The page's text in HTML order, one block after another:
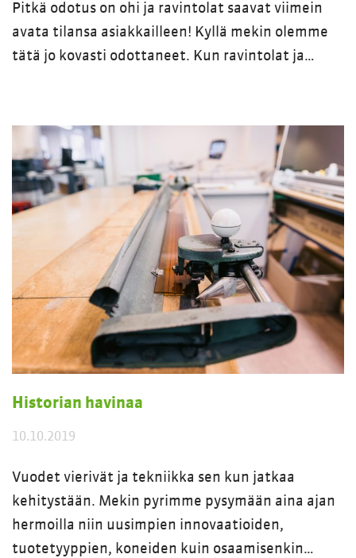
Pitkä odotus on ohi ja ravintolat saavat viimein
avata tilansa asiakkailleen! Kyllä mekin olemme
tätä jo kovasti odottaneet. Kun ravintolat ja…
Historian havinaa
10.10.2019
Vuodet vierivät ja tekniikka sen kun jatkaa
kehitystään. Mekin pyrimme pysymään aina ajan
hermoilla niin uusimpien innovaatioiden,
tuotetyyppien, koneiden kuin osaamisenkin…